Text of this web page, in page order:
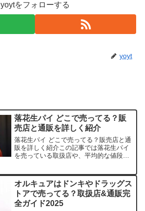
yoytをフォローする
yoyt
落花生パイ どこで売ってる？販
売店と通販を詳しく紹介
落花生パイ どこで売ってる？販売店と通
販を詳しく紹介この記事では落花生パイ
を売っている取扱店や、平均的な値段、
円〜地元銘菓やギフト用まで種類が豊富
Amazon約650円〜...
オルキュアはドンキやドラッグス
トアで売ってる？取扱店&通販完
全ガイド2025